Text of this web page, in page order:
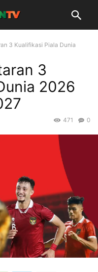
3 Kualifikasi Piala Dunia
3
2026
0
471